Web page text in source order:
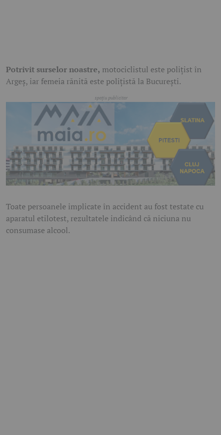
Potrivit surselor noastre, motociclistul este polițist în
Argeș, iar femeia rănită este polițistă la București.
Toate persoanele implicate în accident au fost testate cu
aparatul etilotest, rezultatele indicând că niciuna nu
consumase alcool.